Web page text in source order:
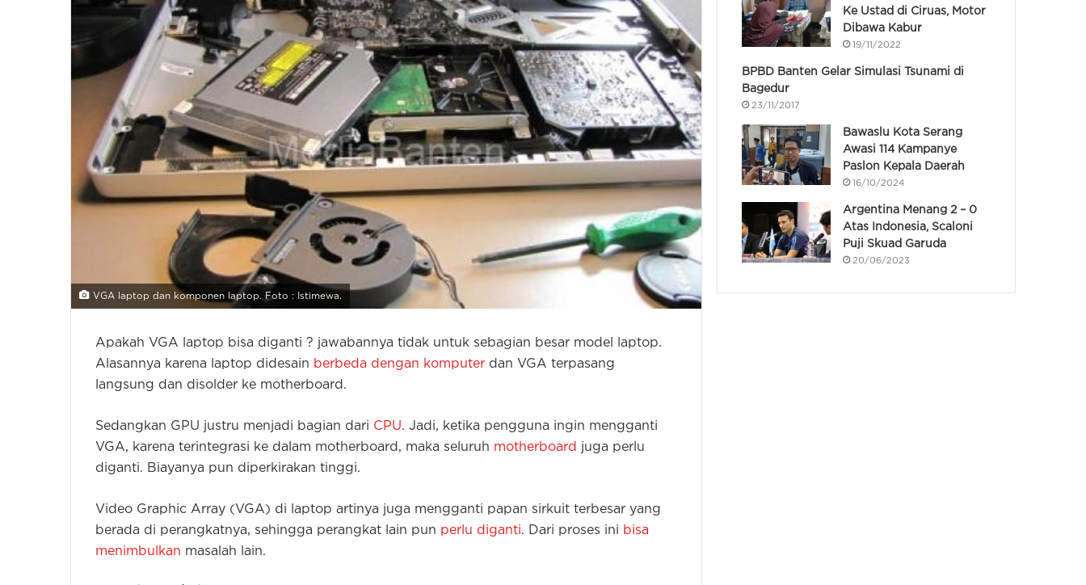
VGA laptop dan komponen laptop. Foto : Istimewa.
Apakah VGA laptop bisa diganti ? jawabannya tidak untuk sebagian besar model laptop.
Alasannya karena laptop didesain berbeda dengan komputer dan VGA terpasang
langsung dan disolder ke motherboard.
Sedangkan GPU justru menjadi bagian dari CPU. Jadi, ketika pengguna ingin mengganti
VGA, karena terintegrasi ke dalam motherboard, maka seluruh motherboard juga perlu
diganti. Biayanya pun diperkirakan tinggi.
Video Graphic Array (VGA) di laptop artinya juga mengganti papan sirkuit terbesar yang
berada di perangkatnya, sehingga perangkat lain pun perlu diganti. Dari proses ini bisa
menimbulkan masalah lain.
Ke Ustad di Ciruas, Motor
Dibawa Kabur
19/11/2022
BPBD Banten Gelar Simulasi Tsunami di
Bagedur
23/11/2017
Bawaslu Kota Serang
Awasi 114 Kampanye
Paslon Kepala Daerah
16/10/2024
Argentina Menang 2 – 0
Atas Indonesia, Scaloni
Puji Skuad Garuda
20/06/2023